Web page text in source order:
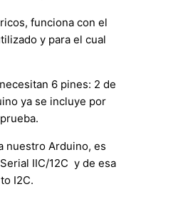
funciona con el
y para el cual
6 pines: 2 de
ya se incluye por
nuestro Arduino, es
IIC/12C y de esa
I2C.